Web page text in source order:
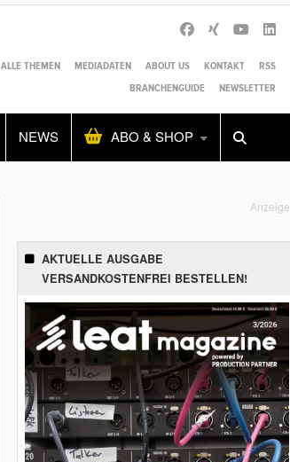
ALLE THEMEN MEDIADATEN ABOUT US KONTAKT
RSS
BRANCHENGUIDE
NEWSLETTER
NEWS ABO & SHOP
Alles Shop SUCHEN
Anzeige
AKTUELLE AUSGABE
VERSANDKOSTENFREI BESTELLEN!